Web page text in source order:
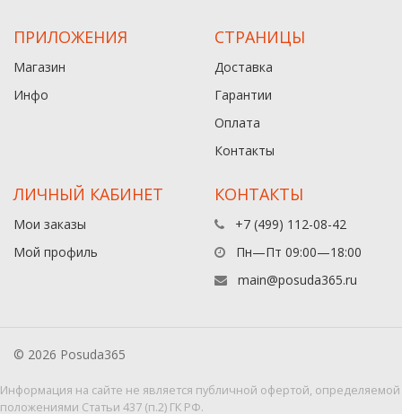
ПРИЛОЖЕНИЯ
Магазин
Инфо
СТРАНИЦЫ
Доставка
Гарантии
Оплата
Контакты
ЛИЧНЫЙ КАБИНЕТ
Мои заказы
Мой профиль
КОНТАКТЫ
+7 (499) 112-08-42
Пн—Пт 09:00—18:00
main@posuda365.ru
© 2026 Posuda365
Информация на сайте не является публичной офертой, определяемой
положениями Статьи 437 (п.2) ГК РФ.